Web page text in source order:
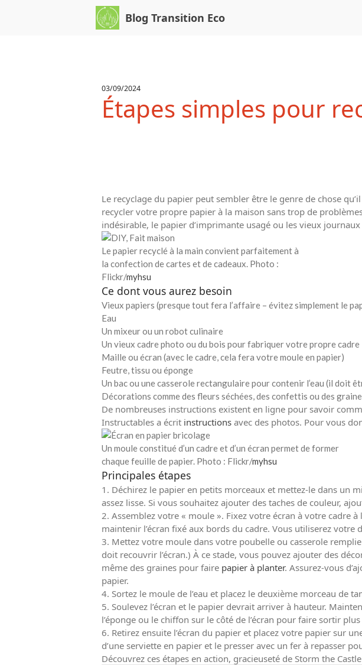
Blog Transition Eco
03/09/2024
Étapes simples pour
Le recyclage du papier peut sembler être le genre de chose
recycler votre propre papier à la maison sans trop de
indésirable, le papier d’imprimante usagé ou les vieux
Le papier recyclé à la main convient parfaitement à
la confection de cartes et de cadeaux. Photo :
Flickr/myhsu
Ce dont vous aurez besoin
Vieux papiers (presque tout fera l’affaire – évitez simplement le
Eau
Un mixeur ou un robot culinaire
Un vieux cadre photo ou du bois pour fabriquer votre propre cadre
Maille ou écran (avec le cadre, cela fera votre moule en papier)
Feutre, tissu ou éponge
Un bac ou une casserole rectangulaire pour contenir l’eau (il doit
Décorations comme des fleurs séchées, des confettis ou des
De nombreuses instructions existent en ligne pour savoir
Instructables a écrit instructions avec des photos. Pour vous
Un moule constitué d’un cadre et d’un écran permet de former
chaque feuille de papier. Photo : Flickr/myhsu
Principales étapes
1. Déchirez le papier en petits morceaux et mettez-le dans un
assez lisse. Si vous souhaitez ajouter des taches de couleur,
2. Assemblez votre « moule ». Fixez votre écran à votre cadre
maintenir l’écran fixé aux bords du cadre. Vous utiliserez votre
3. Mettez votre moule dans votre poubelle ou casserole
doit recouvrir l’écran.) À ce stade, vous pouvez ajouter des
même des graines pour faire papier à planter. Assurez-vous
papier.
4. Sortez le moule de l’eau et placez le deuxième morceau de
5. Soulevez l’écran et le papier devrait arriver à hauteur.
l’éponge ou le chiffon sur le côté de l’écran pour faire sortir plus
6. Retirez ensuite l’écran du papier et placez votre papier sur
d’une serviette en papier et le presser avec un fer à repasser
Découvrez ces étapes en action, gracieuseté de Storm the